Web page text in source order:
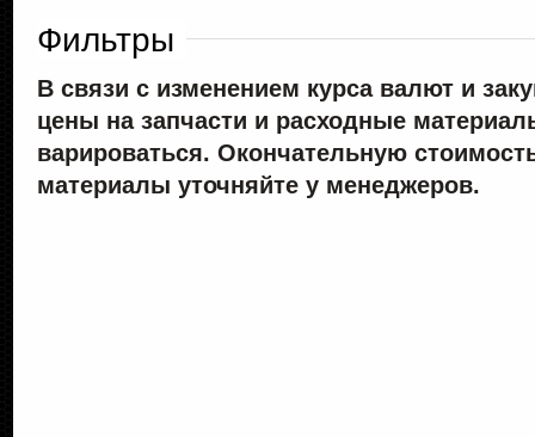
Фильтры
В связи с изменением курса валют и
цены на запчасти и расходные
варироваться. Окончательную
материалы уточняйте у менеджеров.